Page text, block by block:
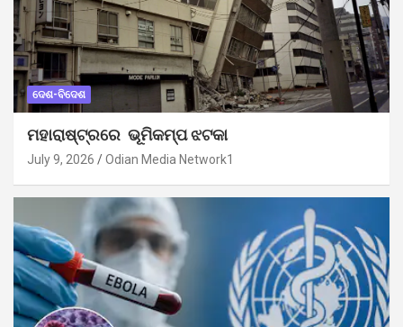
ଦେଶ-ବିଦେଶ
ମହାରାଷ୍ଟ୍ରରେ ଭୂମିକମ୍ପ ଝଟକା
July 9, 2026 Odian Media Network1